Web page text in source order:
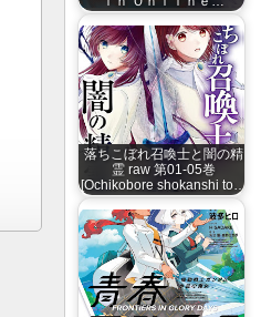
落ちこぼれ召喚士と闇の精
霊 raw 第01-05巻
[Ochikobore shokanshi to…